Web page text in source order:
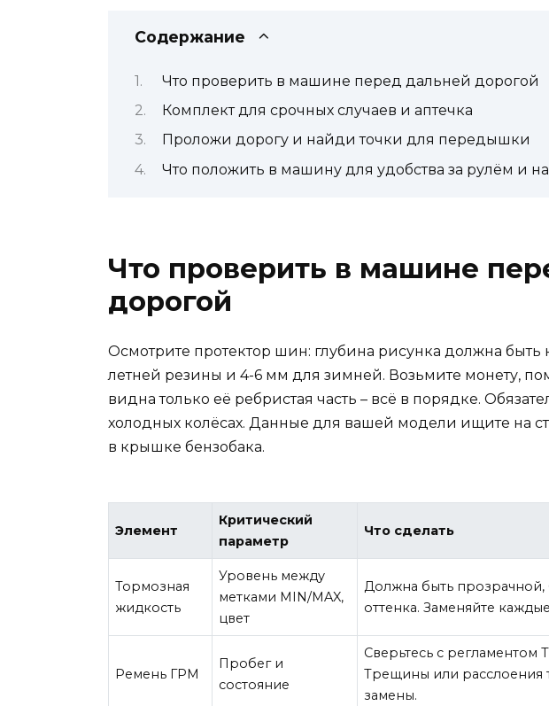
Содержание
Что проверить в машине перед дальней дорогой
Комплект для срочных случаев и аптечка
Проложи дорогу и найди точки для передышки
Что положить в машину для удобства за рулём и
Что проверить в машине
дорогой
Осмотрите протектор шин: глубина рисунка должна
летней резины и 4-6 мм для зимней. Возьмите монету,
видна только её ребристая часть – всё в порядке.
холодных колёсах. Данные для вашей модели ищите на
в крышке бензобака.
Элемент
Критический
параметр
Что сделать
Тормозная
жидкость
Уровень между
метками MIN/MAX,
цвет
Должна быть прозрачной,
оттенка. Заменяйте
Ремень ГРМ
Пробег и
состояние
Сверьтесь с регламентом
Трещины или расслоения
замены.